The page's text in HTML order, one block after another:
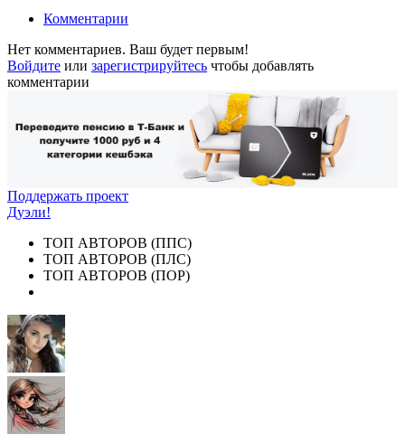
Комментарии
Нет комментариев. Ваш будет первым!
Войдите или зарегистрируйтесь чтобы добавлять
комментарии
Поддержать проект
Дуэли!
ТОП АВТОРОВ (ППС)
ТОП АВТОРОВ (ПЛС)
ТОП АВТОРОВ (ПОР)